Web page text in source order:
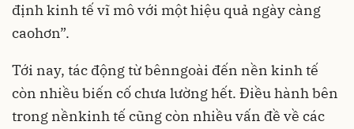
định kinh tế vĩ mô với một hiệu quả ngày càng
caohơn”.
Tới nay, tác động từ bênngoài đến nền kinh tế
còn nhiều biến cố chưa lường hết. Điều hành bên
trong nềnkinh tế cũng còn nhiều vấn đề về các